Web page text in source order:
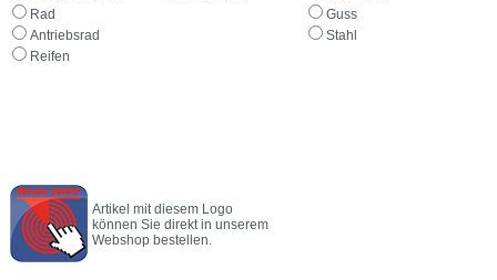
Rad
Antriebsrad
Reifen
Guss
Stahl
Artikel mit diesem Logo
können Sie direkt in unserem
Webshop bestellen.